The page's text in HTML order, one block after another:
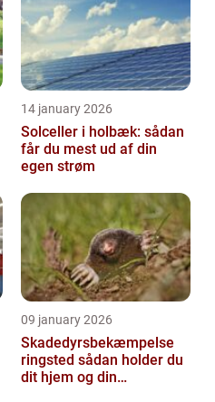
14 january 2026
Solceller i holbæk: sådan
får du mest ud af din
egen strøm
09 january 2026
Skadedyrsbekæmpelse
ringsted sådan holder du
dit hjem og din